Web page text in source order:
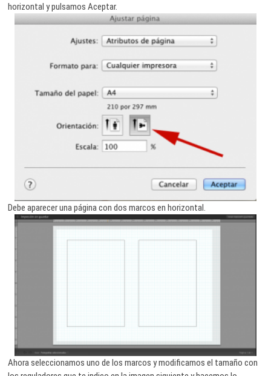
horizontal y pulsamos Aceptar.
Debe aparecer una página con dos marcos en horizontal.
Ahora seleccionamos uno de los marcos y modificamos el tamaño con